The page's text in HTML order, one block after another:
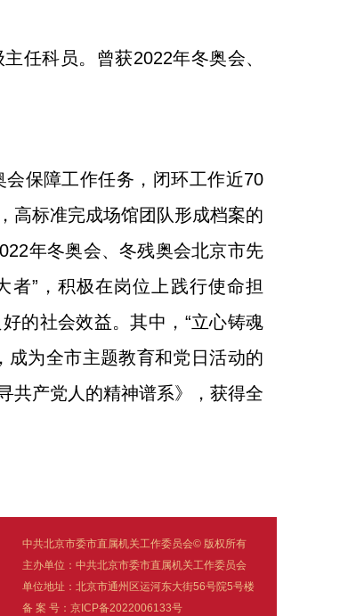
任科员。曾获2022年冬奥会、
保障工作任务，闭环工作近70
高标准完成场馆团队形成档案的
年冬奥会、冬残奥会北京市先
者”，积极在岗位上践行使命担
的社会效益。其中，“立心铸魂
为全市主题教育和党日活动的
共产党人的精神谱系》，获得全
中共北京市委市直属机关工作委员会© 版权所有
主办单位：中共北京市委市直属机关工作委员会
单位地址：北京市通州区运河东大街56号院5号楼
备 案 号：京ICP备2022006133号